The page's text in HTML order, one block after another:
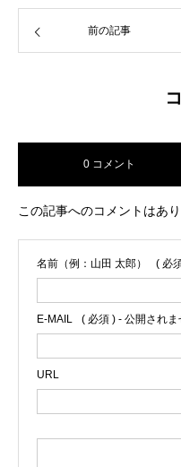
前の記事
0 コメント
この記事へのコメントはあり
名前（例：山田 太郎） ( 必
E-MAIL ( 必須 ) - 公開されま
URL